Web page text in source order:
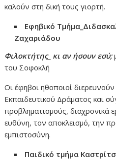
καλούν στη δική τους γιορτή.
Εφηβικό Τμήμα
Ζαχαριάδου
Φιλοκτήτης_ κι αν ήσουν εσύ;
του Σοφοκλή
Οι έφηβοι ηθοποιοί
Εκπαιδευτικού Δράματος και
προβληματισμούς, διαχρονικά
ευθύνη, τον αποκλεισμό, την
εμπιστοσύνη.
Παιδικό τμήμα